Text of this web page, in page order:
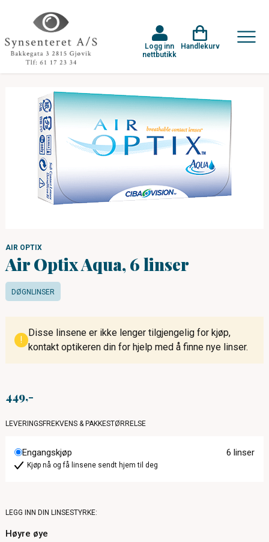
Logg inn
nettbutikk
Handlekurv
AIR OPTIX
Air Optix Aqua, 6 linser
DØGNLINSER
!
Disse linsene er ikke lenger tilgjengelig for kjøp,
kontakt optikeren din for hjelp med å finne nye linser.
449
LEVERINGSFREKVENS & PAKKESTØRRELSE
Engangskjøp 6 linser
Kjøp nå og få linsene sendt hjem til deg
LEGG INN DIN LINSESTYRKE:
Høyre øye